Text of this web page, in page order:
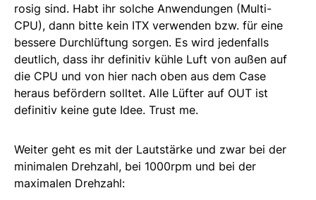
rosig sind. Habt ihr solche Anwendungen (Multi-
CPU), dann bitte kein ITX verwenden bzw. für eine
bessere Durchlüftung sorgen. Es wird jedenfalls
deutlich, dass ihr definitiv kühle Luft von außen auf
die CPU und von hier nach oben aus dem Case
heraus befördern solltet. Alle Lüfter auf OUT ist
definitiv keine gute Idee. Trust me.
Weiter geht es mit der Lautstärke und zwar bei der
minimalen Drehzahl, bei 1000rpm und bei der
maximalen Drehzahl: